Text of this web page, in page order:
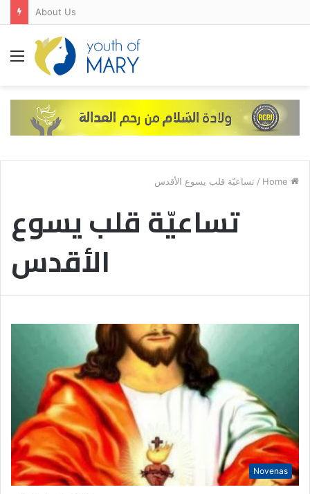
About Us
Menu
/ تساعيّة قلب يسوع الأقدس
تساعيّة قلب يسوع
الأقدس
Novenas